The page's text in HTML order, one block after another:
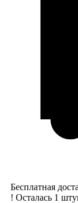
Бесплатная
! Осталась 1